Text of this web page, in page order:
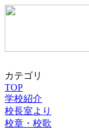
カテゴリ
TOP
学校紹介
校長室より
校章・校歌